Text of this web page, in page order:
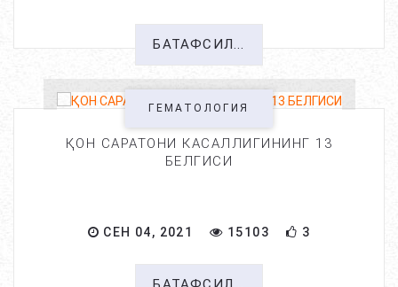
БАТАФСИЛ...
ГЕМАТОЛОГИЯ
ҚОН САРАТОНИ КАСАЛЛИГИНИНГ 13
БЕЛГИСИ
СЕН 04, 2021 15103 3